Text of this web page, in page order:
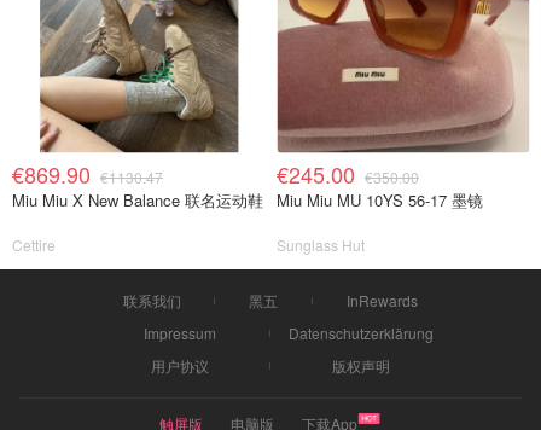
€869.90 €1130.47
Miu Miu X New Balance 联名运动鞋
Cettire
€245.00 €350.00
Miu Miu MU 10YS 56-17 墨镜
Sunglass Hut
联系我们 黑五
InRewards
Impressum
Datenschutzerklärung
用户协议
版权声明
触屏版 电脑版 下载App